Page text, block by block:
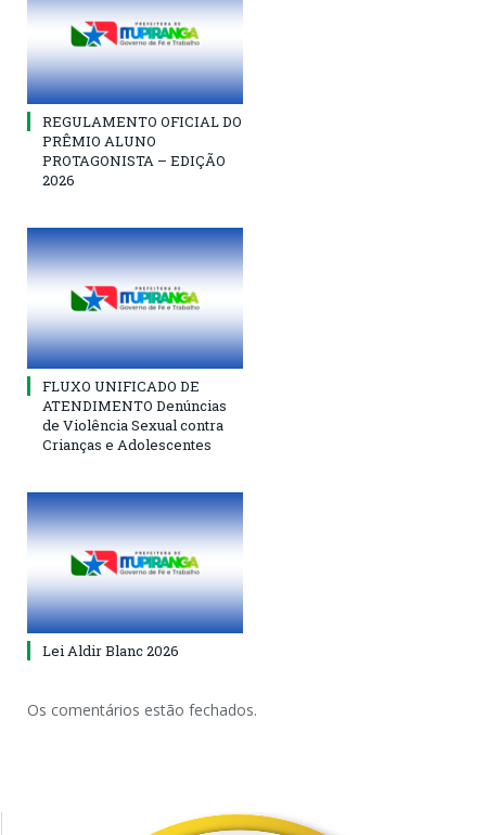
REGULAMENTO OFICIAL DO
PRÊMIO ALUNO
PROTAGONISTA – EDIÇÃO
2026
FLUXO UNIFICADO DE
ATENDIMENTO Denúncias
de Violência Sexual contra
Crianças e Adolescentes
Lei Aldir Blanc 2026
Os comentários estão fechados.